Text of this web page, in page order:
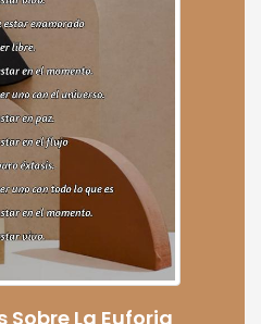
Sobre La Euforia